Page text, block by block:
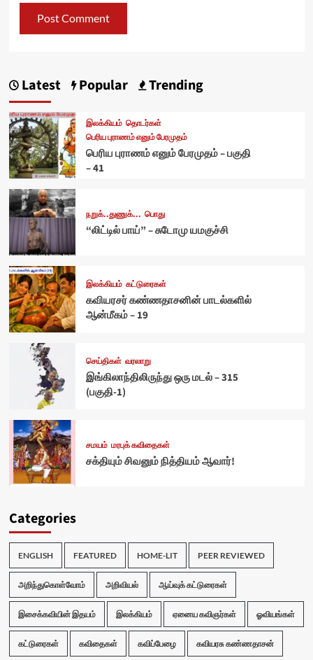
Latest Popular Trending
இலக்கியம் தொடர்கள்
பெரிய புராணம் எனும் பேரமுதம்
பெரிய புராணம் எனும் பேரமுதம் – பகுதி
– 41
நறுக்..துணுக்... பொது
“லிட்டில் பாய்” – சுடோமு யமகுச்சி
இலக்கியம் கட்டுரைகள்
கவியரசர் கண்ணதாசனின் பாடல்களில்
ஆன்மீகம் – 19
செய்திகள் வரலாறு
இங்கிலாந்திலிருந்து ஒரு மடல் – 315
(பகுதி-1)
சமயம் மரபுக் கவிதைகள்
சக்தியும் சிவனும் நித்தியம் ஆவார்!
Categories
ENGLISH FEATURED HOME-LIT PEER REVIEWED
அறிந்துகொள்வோம் அறிவியல் ஆய்வுக் கட்டுரைகள்
இசைக்கவியின் இதயம் இலக்கியம் ஏனைய கவிஞர்கள் ஓவியங்கள்
கட்டுரைகள் கவிதைகள் கவிப்பேழை கவியரசு கண்ணதாசன்